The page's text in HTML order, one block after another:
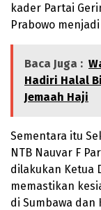
kader Partai
Prabowo
Baca Juga :
Hadiri Halal
Jemaah Haji
Sementara itu
NTB Nauvar F
dilakukan Ketua
memastikan
di Sumbawa dan